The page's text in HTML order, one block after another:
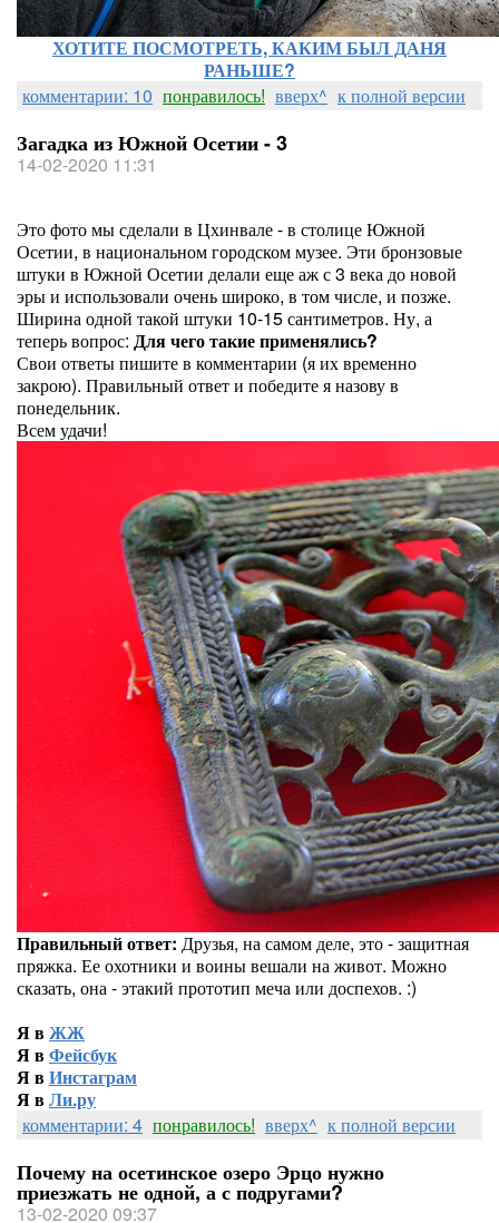
ХОТИТЕ ПОСМОТРЕТЬ, КАКИМ БЫЛ ДАНЯ
РАНЬШЕ?
комментарии: 10 понравилось! вверх^ к полной версии
Загадка из Южной Осетии - 3
14-02-2020 11:31
Это фото мы сделали в Цхинвале - в столице Южной
Осетии, в национальном городском музее. Эти бронзовые
штуки в Южной Осетии делали еще аж с 3 века до новой
эры и использовали очень широко, в том числе, и позже.
Ширина одной такой штуки 10-15 сантиметров. Ну, а
теперь вопрос: Для чего такие применялись?
Свои ответы пишите в комментарии (я их временно
закрою). Правильный ответ и победите я назову в
понедельник.
Всем удачи!
Правильный ответ: Друзья, на самом деле, это - защитная
пряжка. Ее охотники и воины вешали на живот. Можно
сказать, она - этакий прототип меча или доспехов. :)
Я вЖЖ
Я вФейсбук
Я вИнстаграм
Я вЛи.ру
комментарии: 4 понравилось! вверх^ к полной версии
Почему на осетинское озеро Эрцо нужно
приезжать не одной, а с подругами?
13-02-2020 09:37